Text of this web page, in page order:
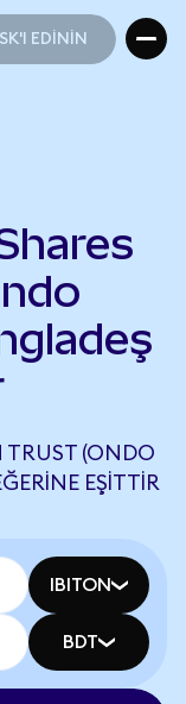
EDİNİN
TRUST (ONDO
EŞITTIR
IBITON
BDT